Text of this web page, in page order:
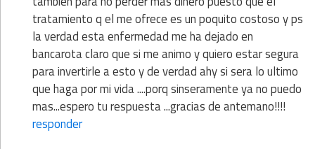
tratamiento q el me ofrece es un poquito costoso y ps
la verdad esta enfermedad me ha dejado en
bancarota claro que si me animo y quiero estar segura
para invertirle a esto y de verdad ahy si sera lo ultimo
que haga por mi vida ....porq sinseramente ya no puedo
mas...espero tu respuesta ...gracias de antemano!!!!
responder